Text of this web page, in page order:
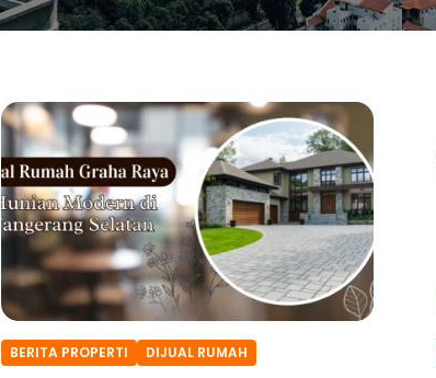
BERITA PROPERTI DIJUAL RUMAH